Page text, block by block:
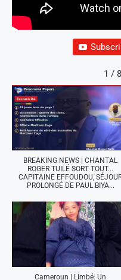
1 /
BREAKING NEWS | CHANTAL
ROGER TUILÉ SORT TOUT...
CAPITAINE EFFOUDOU,
PROLONGÉ DE PAUL BIYA...
Cameroun | Limbé: Un